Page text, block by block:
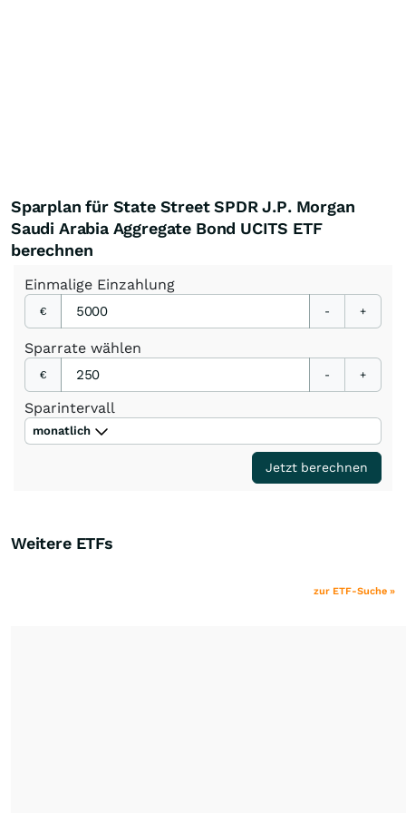
Sparplan für State Street SPDR J.P. Morgan
Saudi Arabia Aggregate Bond UCITS ETF
berechnen
Einmalige Einzahlung
€ - +
Sparrate wählen
€ - +
Sparintervall
monatlich
Jetzt berechnen
Weitere ETFs
zur ETF-Suche »